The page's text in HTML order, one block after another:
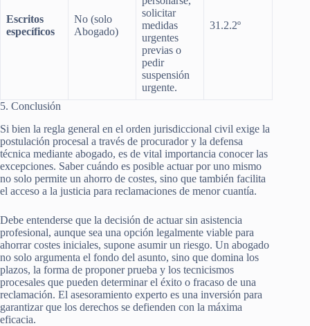
Escritos
específicos
No (solo
Abogado)
solicitar
medidas
urgentes
previas o
pedir
suspensión
urgente.
31.2.2º
5. Conclusión
Si bien la regla general en el orden jurisdiccional civil exige la
postulación procesal a través de procurador y la defensa
técnica mediante abogado, es de vital importancia conocer las
excepciones. Saber cuándo es posible actuar por uno mismo
no solo permite un ahorro de costes, sino que también facilita
el acceso a la justicia para reclamaciones de menor cuantía.
Debe entenderse que la decisión de actuar sin asistencia
profesional, aunque sea una opción legalmente viable para
ahorrar costes iniciales, supone asumir un riesgo. Un abogado
no solo argumenta el fondo del asunto, sino que domina los
plazos, la forma de proponer prueba y los tecnicismos
procesales que pueden determinar el éxito o fracaso de una
reclamación. El asesoramiento experto es una inversión para
garantizar que los derechos se defienden con la máxima
eficacia.